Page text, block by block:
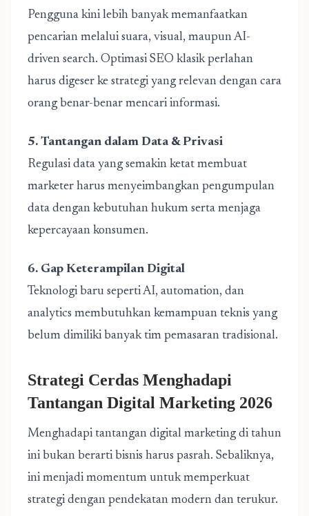
Pengguna kini lebih banyak memanfaatkan
pencarian melalui suara, visual, maupun AI-
driven search. Optimasi SEO klasik perlahan
harus digeser ke strategi yang relevan dengan cara
orang benar-benar mencari informasi.
5. Tantangan dalam Data & Privasi
Regulasi data yang semakin ketat membuat
marketer harus menyeimbangkan pengumpulan
data dengan kebutuhan hukum serta menjaga
kepercayaan konsumen.
6. Gap Keterampilan Digital
Teknologi baru seperti AI, automation, dan
analytics membutuhkan kemampuan teknis yang
belum dimiliki banyak tim pemasaran tradisional.
Strategi Cerdas Menghadapi
Tantangan Digital Marketing 2026
Menghadapi tantangan digital marketing di tahun
ini bukan berarti bisnis harus pasrah. Sebaliknya,
ini menjadi momentum untuk memperkuat
strategi dengan pendekatan modern dan terukur.